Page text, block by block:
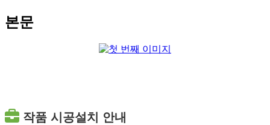
본문
작품 시공설치 안내